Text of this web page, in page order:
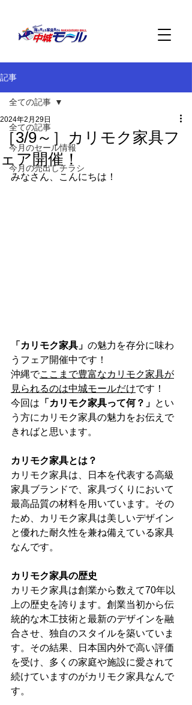
記事
全ての記事
今月のセール情報
今月の売出しチラシ
全ての記事
［3/9～］カリモク家具フ
ェア開催！
2024年2月29日
みなさん、こんにちは！
「カリモク家具」 の魅力を存分に味わ
うフェア開催中です！
沖縄でここまで豊富なカリモク家具が
見られるのは中城モールだけです！
今回は 「カリモク家具って何？」 とい
う方にカリモク家具の魅力をお伝えで
きればと思います。
カリモク家具とは？
カリモク家具は、日本を代表する高級
家具ブランドで、家具づくりにおいて
最高品質の材料を用いています。その
ため、カリモク家具は美しいデザイン
と優れた耐久性を兼ね備えている家具
なんです。
カリモク家具の歴史
カリモク家具は創業から数えて70年以
上の歴史を誇ります。創業当初から伝
統的な木工技術と最新のデザインを融
合させ、独自のスタイルを築いていま
す。その結果、日本国内外で高い評価
を受け、多くの家庭や施設に愛されて
続けていますのがカリモク家具なんで
す。